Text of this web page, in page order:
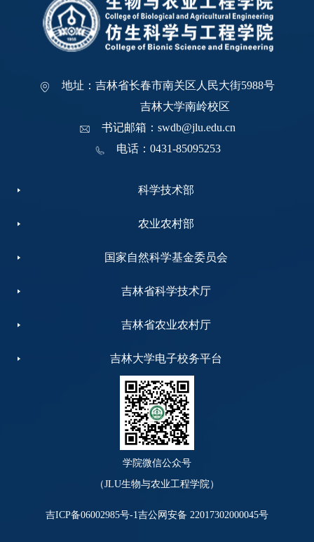
地址：吉林省长春市南关区人民大街5988号
吉林大学南岭校区
书记邮箱：swdb@jlu.edu.cn
电话：0431-85095253
科学技术部
农业农村部
国家自然科学基金委员会
吉林省科学技术厅
吉林省农业农村厅
吉林大学电子校务平台
学院微信公众号
（JLU生物与农业工程学院）
吉ICP备06002985号-1吉公网安备 22017302000045号